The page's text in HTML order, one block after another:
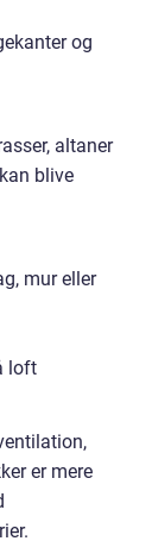
og
altaner
blive
mur eller
loft
er mere